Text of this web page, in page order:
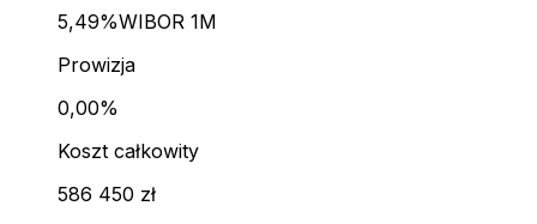
5,49%WIBOR 1M
Prowizja
0,00%
Koszt całkowity
586 450 zł